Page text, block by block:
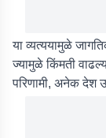
या व्यत्ययामुळे
ज्यामुळे किंमती
परिणामी, अनेक देश